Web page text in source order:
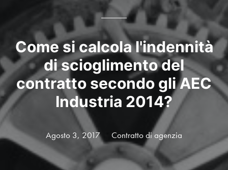
Servizi
Blog
LinkedIn
Contatti
Come si calcola l'indennità
di scioglimento del
contratto secondo gli AEC
Industria 2014?
Agosto 3, 2017 Contratto di agenzia